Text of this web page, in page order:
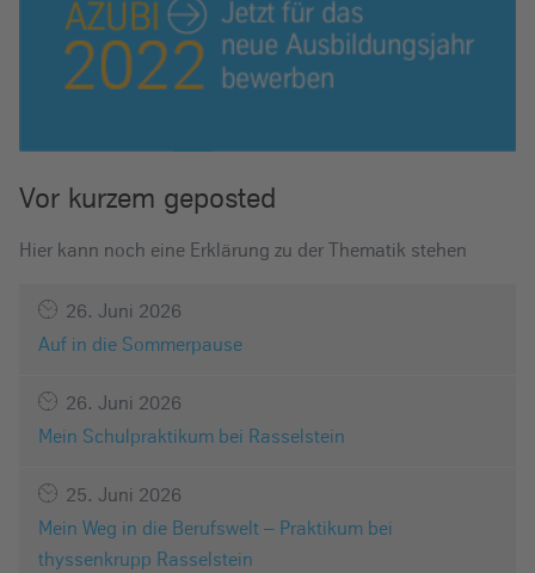
Vor kurzem geposted
Hier kann noch eine Erklärung zu der Thematik stehen
26. Juni 2026
Auf in die Sommerpause
26. Juni 2026
Mein Schulpraktikum bei Rasselstein
25. Juni 2026
Mein Weg in die Berufswelt – Praktikum bei
thyssenkrupp Rasselstein